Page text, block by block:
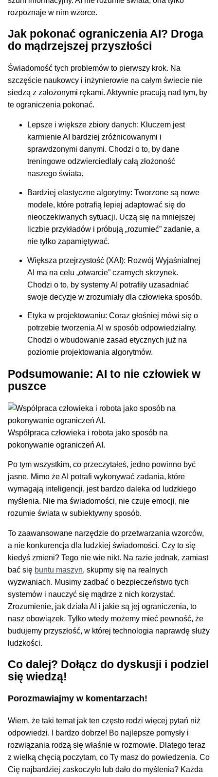
rozpoznaje w nim wzorce.
Jak pokonać ograniczenia AI? Droga
do mądrzejszej przyszłości
Świadomość tych problemów to pierwszy krok. Na
szczęście naukowcy i inżynierowie na całym świecie nie
siedzą z założonymi rękami. Aktywnie pracują nad tym, by
te ograniczenia pokonać.
Lepsze i większe zbiory danych: Kluczem jest
karmienie AI bardziej zróżnicowanymi i
sprawdzonymi danymi. Chodzi o to, by dane
treningowe odzwierciedlały całą złożoność
naszego świata.
Bardziej elastyczne algorytmy: Tworzone są nowe
modele, które potrafią lepiej adaptować się do
nieoczekiwanych sytuacji. Uczą się na mniejszej
liczbie przykładów i próbują „rozumieć” zadanie, a
nie tylko zapamiętywać.
Większa przejrzystość (XAI): Rozwój Wyjaśnialnej
AI ma na celu „otwarcie” czarnych skrzynek.
Chodzi o to, by systemy AI potrafiły uzasadniać
swoje decyzje w zrozumiały dla człowieka sposób.
Etyka w projektowaniu: Coraz głośniej mówi się o
potrzebie tworzenia AI w sposób odpowiedzialny.
Chodzi o wbudowanie zasad etycznych już na
poziomie projektowania algorytmów.
Podsumowanie: AI to nie człowiek w
puszce
Współpraca człowieka i robota jako sposób na
pokonywanie ograniczeń AI.
Po tym wszystkim, co przeczytałeś, jedno powinno być
jasne. Mimo że AI potrafi wykonywać zadania, które
wymagają inteligencji, jest bardzo daleka od ludzkiego
myślenia. Nie ma świadomości, nie czuje emocji, nie
rozumie świata w subiektywny sposób.
To zaawansowane narzędzie do przetwarzania wzorców,
a nie konkurencja dla ludzkiej świadomości. Czy to się
kiedyś zmieni? Tego nie wie nikt. Na razie jednak, zamiast
bać się buntu maszyn, skupmy się na realnych
wyzwaniach. Musimy zadbać o bezpieczeństwo tych
systemów i nauczyć się mądrze z nich korzystać.
Zrozumienie, jak działa AI i jakie są jej ograniczenia, to
nasz obowiązek. Tylko wtedy możemy mieć pewność, że
budujemy przyszłość, w której technologia naprawdę służy
ludzkości.
Co dalej? Dołącz do dyskusji i podziel
się wiedzą!
Porozmawiajmy w komentarzach!
Wiem, że taki temat jak ten często rodzi więcej pytań niż
odpowiedzi. I bardzo dobrze! Bo najlepsze pomysły i
rozwiązania rodzą się właśnie w rozmowie. Dlatego teraz
z wielką chęcią poczytam, co Ty masz do powiedzenia. Co
Cię najbardziej zaskoczyło lub dało do myślenia? Każda